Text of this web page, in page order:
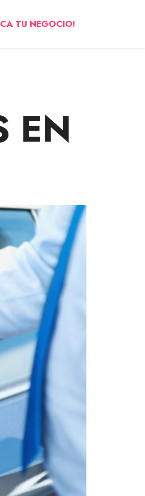
TU NEGOCIO!
EN